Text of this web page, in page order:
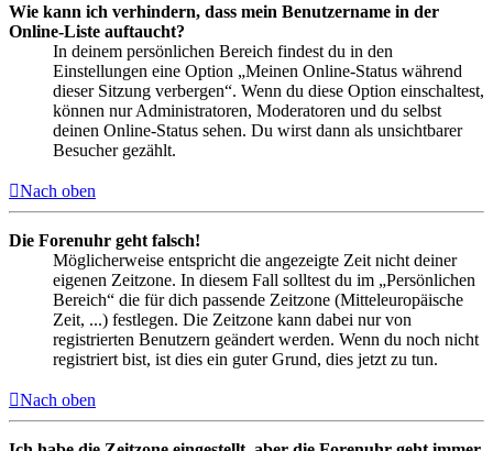
Wie kann ich verhindern, dass mein Benutzername in der
Online-Liste auftaucht?
In deinem persönlichen Bereich findest du in den
Einstellungen eine Option „Meinen Online-Status während
dieser Sitzung verbergen“. Wenn du diese Option einschaltest,
können nur Administratoren, Moderatoren und du selbst
deinen Online-Status sehen. Du wirst dann als unsichtbarer
Besucher gezählt.
Nach oben
Die Forenuhr geht falsch!
Möglicherweise entspricht die angezeigte Zeit nicht deiner
eigenen Zeitzone. In diesem Fall solltest du im „Persönlichen
Bereich“ die für dich passende Zeitzone (Mitteleuropäische
Zeit, ...) festlegen. Die Zeitzone kann dabei nur von
registrierten Benutzern geändert werden. Wenn du noch nicht
registriert bist, ist dies ein guter Grund, dies jetzt zu tun.
Nach oben